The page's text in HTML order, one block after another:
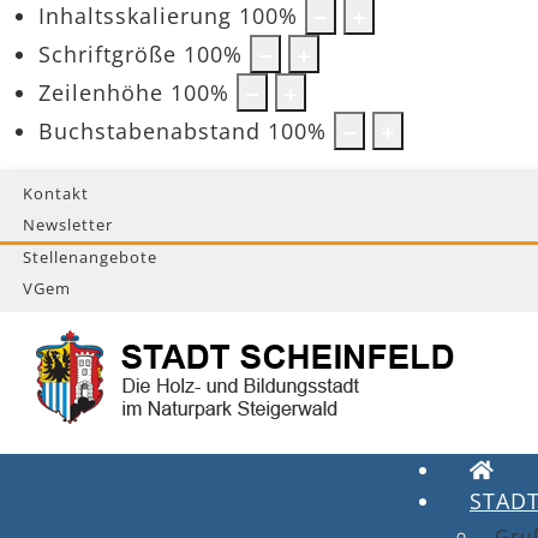
Inhaltsskalierung 100%
Schriftgröße 100%
Zeilenhöhe 100%
Buchstabenabstand 100%
Kontakt
Newsletter
Stellenangebote
VGem